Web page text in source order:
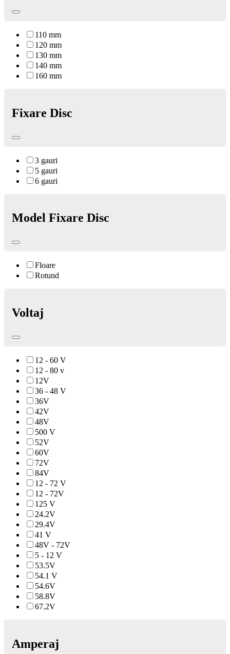
110 mm
120 mm
130 mm
140 mm
160 mm
Fixare Disc
3 gauri
5 gauri
6 gauri
Model Fixare Disc
Floare
Rotund
Voltaj
12 - 60 V
12 - 80 v
12V
36 - 48 V
36V
42V
48V
500 V
52V
60V
72V
84V
12 - 72 V
12 - 72V
125 V
24.2V
29.4V
41 V
48V - 72V
5 - 12 V
53.5V
54.1 V
54.6V
58.8V
67.2V
Amperaj